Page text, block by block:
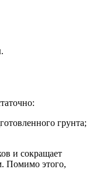
грунта;
и сокращает
Помимо этого,